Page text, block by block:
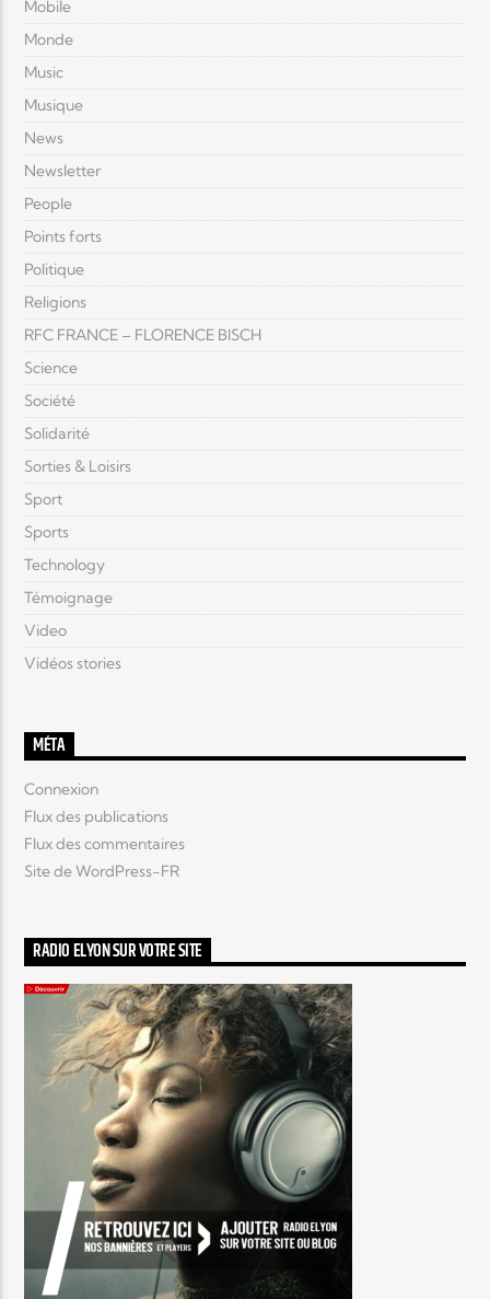
Mobile
Monde
Music
Musique
News
Newsletter
People
Points forts
Politique
Religions
RFC FRANCE – FLORENCE BISCH
Science
Société
Solidarité
Sorties & Loisirs
Sport
Sports
Technology
Témoignage
Video
Vidéos stories
MÉTA
Connexion
Flux des publications
Flux des commentaires
Site de WordPress-FR
RADIO ELYON SUR VOTRE SITE